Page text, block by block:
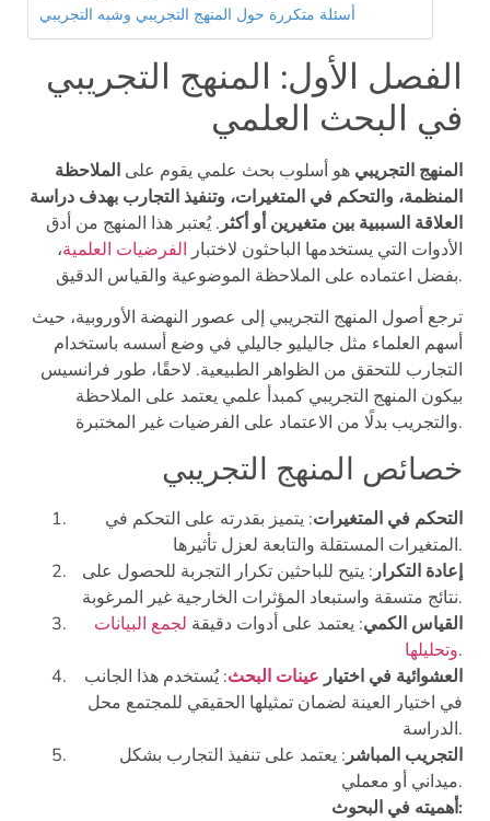
أسئلة متكررة حول المنهج التجريبي وشبه التجريبي
الفصل الأول: المنهج التجريبي
في البحث العلمي
المنهج التجريبي هو أسلوب بحث علمي يقوم على الملاحظة
المنظمة، والتحكم في المتغيرات، وتنفيذ التجارب بهدف دراسة
العلاقة السببية بين متغيرين أو أكثر. يُعتبر هذا المنهج من أدق
الأدوات التي يستخدمها الباحثون لاختبار الفرضيات العلمية،
بفضل اعتماده على الملاحظة الموضوعية والقياس الدقيق.
ترجع أصول المنهج التجريبي إلى عصور النهضة الأوروبية، حيث
أسهم العلماء مثل جاليليو جاليلي في وضع أسسه باستخدام
التجارب للتحقق من الظواهر الطبيعية. لاحقًا، طور فرانسيس
بيكون المنهج التجريبي كمبدأ علمي يعتمد على الملاحظة
والتجريب بدلًا من الاعتماد على الفرضيات غير المختبرة.
خصائص المنهج التجريبي
التحكم في المتغيرات: يتميز بقدرته على التحكم في
المتغيرات المستقلة والتابعة لعزل تأثيرها.
إعادة التكرار: يتيح للباحثين تكرار التجربة للحصول على
نتائج متسقة واستبعاد المؤثرات الخارجية غير المرغوبة.
القياس الكمي: يعتمد على أدوات دقيقة لجمع البيانات
وتحليلها.
العشوائية في اختيار عينات البحث: يُستخدم هذا الجانب
في اختيار العينة لضمان تمثيلها الحقيقي للمجتمع محل
الدراسة.
التجريب المباشر: يعتمد على تنفيذ التجارب بشكل
ميداني أو معملي.
أهميته في البحوث: